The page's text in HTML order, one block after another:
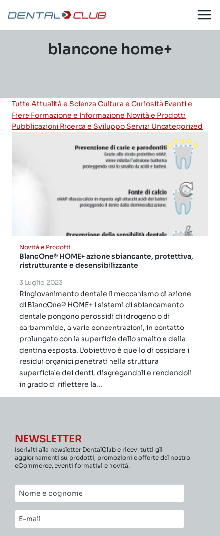
contenuto
blancone home+
Tutte Attualità e Scienza Cultura e Curiosità Eventi e
Fiere Formazione e Informazione Novità e Prodotti
Pubblicazioni Ricerca e SviluppoServizi Uncategorized
Novità e Prodotti
BlancOne® HOME+ azione sbiancante, protettiva,
ristrutturante e desensibilizzante
3 Luglio 2023
Ringiovanimento dentale Il meccanismo di azione
di BlancOne® HOME+ I sistemi di sbiancamento
dentale pongono perossidi di idrogeno o di
carbammide, a varie concentrazioni, in contatto
prolungato con la superficie dello smalto e della
dentina esposta. L’obiettivo è quello di ossidare i
residui organici penetrati nella struttura
superficiale dei denti, disgregandoli e rendendoli
in grado di riflettere la...
NEWSLETTER
Iscriviti alla newsletter DentalClub e ricevi tutti gli
aggiornamenti su prodotti, promozioni e offerte del nostro
eCommerce, eventi formativi e novità.
Nome
e
cognome*
E-
mail*